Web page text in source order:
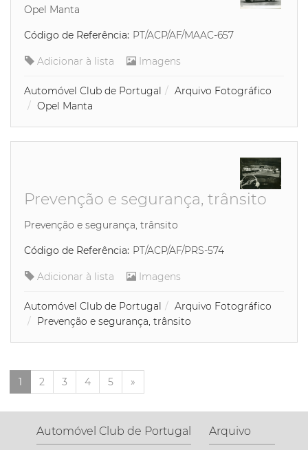
Opel Manta
Código de Referência: PT/ACP/AF/MAAC-657
Adicionar à lista Imagens
Automóvel Club de Portugal
Arquivo Fotográfico
Opel Manta
Prevenção e segurança, trânsito
Prevenção e segurança, trânsito
Código de Referência: PT/ACP/AF/PRS-574
Adicionar à lista Imagens
Automóvel Club de Portugal
Arquivo Fotográfico
Prevenção e segurança, trânsito
1 2 3 4 5 »
Automóvel Club de Portugal Arquivo